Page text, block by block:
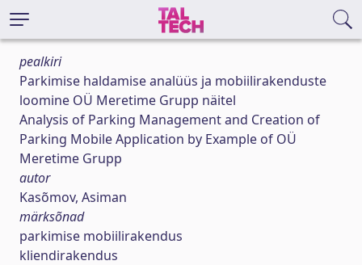
pealkiri
Parkimise haldamise analüüs ja mobiilirakenduste
loomine OÜ Meretime Grupp näitel
Analysis of Parking Management and Creation of
Parking Mobile Application by Example of OÜ
Meretime Grupp
autor
Kasõmov, Asiman
märksõnad
parkimise mobiilirakendus
kliendirakendus